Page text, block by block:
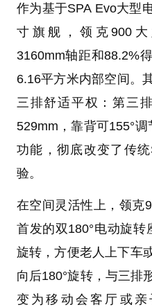
作为基于SPA Evo大型
寸旗舰，领克900大
3160mm轴距和88.2%
6.16平方米内部空间。
三排舒适平权：第三
529mm，靠背可155°
功能，彻底改变了传
验。
在空间灵活性上，领克
首发的双180°电动旋转
旋转，方便老人上下车
向后180°旋转，与三排
变为移动会客厅或